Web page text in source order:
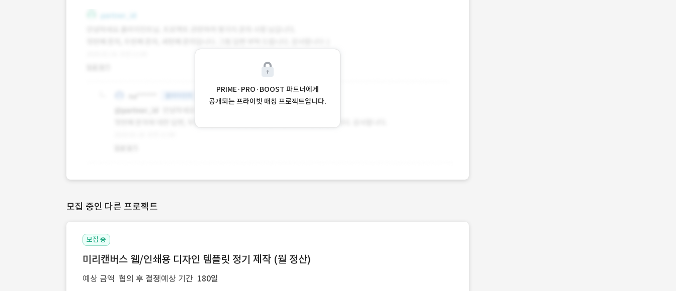
PRIME·PRO·BOOST 파트너에게
공개되는 프라이빗 매칭 프로젝트입니다.
모집 중인 다른 프로젝트
모집 중
미리캔버스 웹/인쇄용 디자인 템플릿 정기 제작 (월 정산)
예상 금액 협의 후 결정 예상 기간 180일